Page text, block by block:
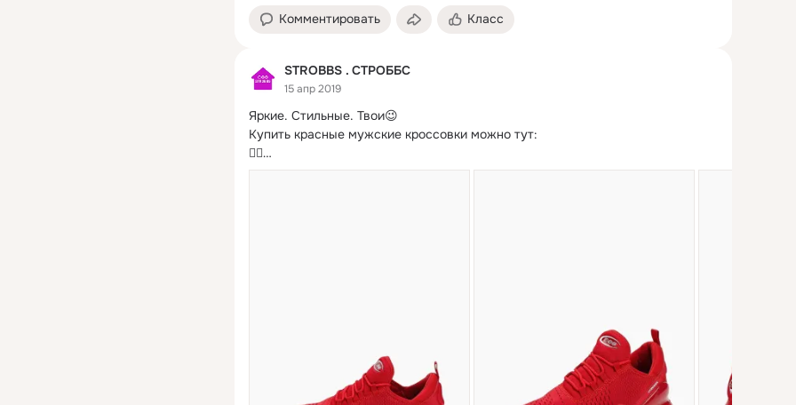
Комментировать Класс
STROBBS . СТРОББС
15 апр 2019
Яркие. Стильные. Твои😉
Купить красные мужские кроссовки можно тут:
👉🏻
👉🏻